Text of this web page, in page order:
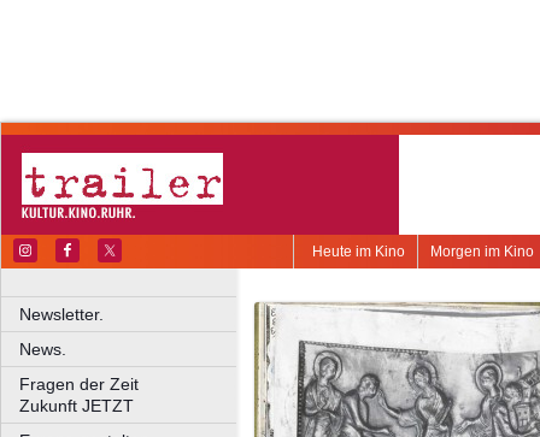
Morgen im Kino
Heute im Kino
Newsletter.
News.
Fragen der Zeit
Zukunft JETZT